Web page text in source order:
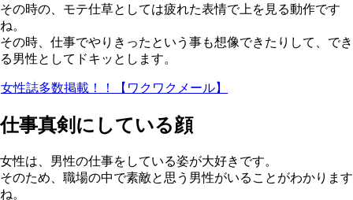
その時の、モテ仕草としては疲れた表情で上を見る動作です
ね。
その時、仕事でやりきったという事も想像できたりして、でき
る男性としてドキッとします。
女性誌多数掲載！！【ワクワクメール】
仕事真剣にしている顔
女性は、男性の仕事をしている姿が大好きです。
そのため、職場の中で素敵と思う男性がいることがわかります
ね。